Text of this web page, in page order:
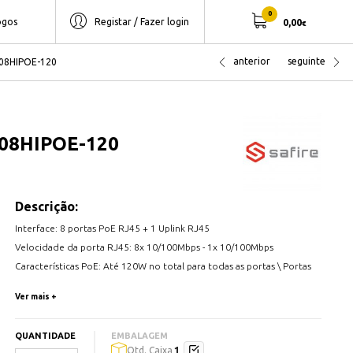
Registar / Fazer login
0
0,00€
120 anterior seguinte
120
Descrição:
Interface: 8 portas PoE RJ45 + 1 Uplink RJ45
Velocidade da porta RJ45: 8x 10/100Mbps - 1x 10/100Mbps
Características PoE: Até 120W no total para todas as portas \ Portas
há necessidade de configurar manualmente a função PoE Extended,
Ver mais +
QUANTIDADE EMBALAGEM
Qtd. Caixa 1